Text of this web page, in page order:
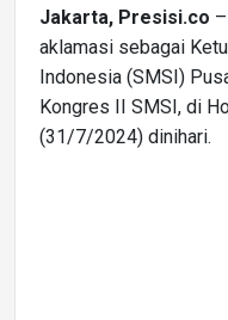
Jakarta, Presisi.co
aklamasi sebagai
Indonesia (SMSI)
Kongres II SMSI, di
(31/7/2024) dinihari.